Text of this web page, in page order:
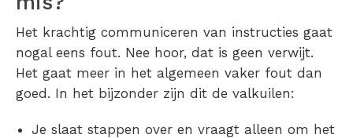
Het krachtig communiceren van instructies gaat
nogal eens fout. Nee hoor, dat is geen verwijt.
Het gaat meer in het algemeen vaker fout dan
goed. In het bijzonder zijn dit de valkuilen:
Je slaat stappen over en vraagt alleen om het